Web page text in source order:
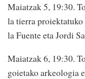
Maiatzak 5, 19:30.
la tierra
la Fuente eta Jordi
Maiatzak 6, 19:30.
goietako arkeologia